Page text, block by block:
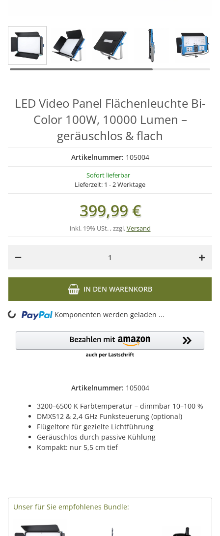
Artikelnummer: 105004
3200–6500 K Farbtemperatur – dimmbar 10–100 %
DMX512 & 2,4 GHz Funksteuerung (optional)
Flügeltore für gezielte Lichtführung
Geräuschlos durch passive Kühlung
Kompakt: nur 5,5 cm tief
LED Video Panel Flächenleuchte Bi-
Color 100W, 10000 Lumen –
geräuschlos & flach
Artikelnummer: 105004
Sofort lieferbar
Lieferzeit: 1 - 2 Werktage
399,99 €
inkl. 19% USt. , zzgl.Versand
IN DEN WARENKORB
Komponenten werden geladen ...
Unser für Sie empfohlenes Bundle: